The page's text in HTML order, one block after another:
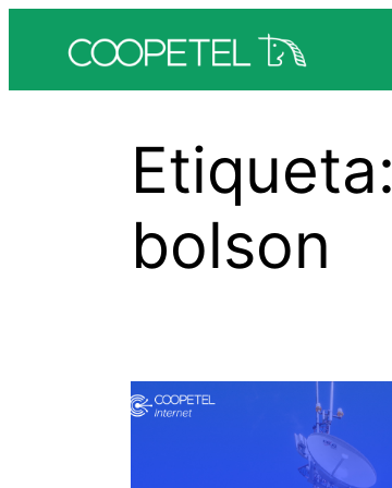
Etiqueta:
bolson